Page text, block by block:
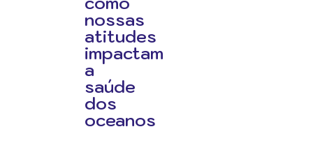
nossas
atitudes
impactam
a
saúde
dos
oceanos